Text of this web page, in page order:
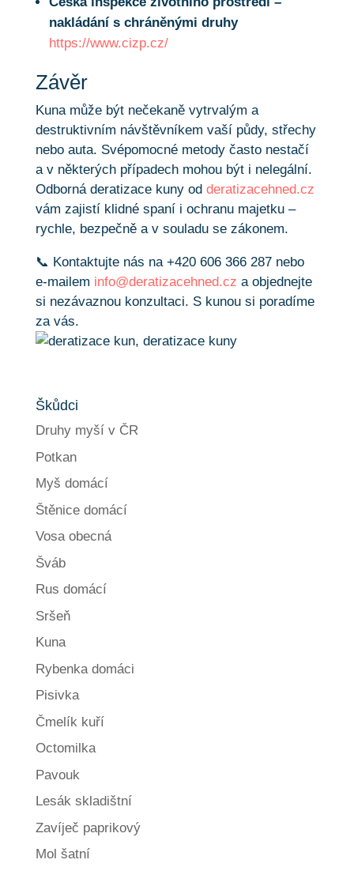
nakládání s chráněnými druhy
https://www.cizp.cz/
Závěr
Kuna může být nečekaně vytrvalým a
destruktivním návštěvníkem vaší půdy, střechy
nebo auta. Svépomocné metody často nestačí
a v některých případech mohou být i nelegální.
Odborná deratizace kuny od deratizacehned.cz
vám zajistí klidné spaní i ochranu majetku –
rychle, bezpečně a v souladu se zákonem.
📞 Kontaktujte nás na +420 606 366 287 nebo
e-mailem info@deratizacehned.cz a objednejte
si nezávaznou konzultaci. S kunou si poradíme
za vás.
Škůdci
Druhy myší v ČR
Potkan
Myš domácí
Štěnice domácí
Vosa obecná
Šváb
Rus domácí
Sršeň
Kuna
Rybenka domáci
Pisivka
Čmelík kuří
Octomilka
Pavouk
Lesák skladištní
Zavíječ paprikový
Mol šatní